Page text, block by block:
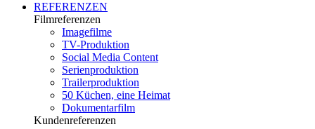
REFERENZEN
Filmreferenzen
Imagefilme
TV-Produktion
Social Media Content
Serienproduktion
Trailerproduktion
50 Küchen, eine Heimat
Dokumentarfilm
Kundenreferenzen